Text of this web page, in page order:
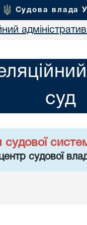
Судова влада
суд
судової